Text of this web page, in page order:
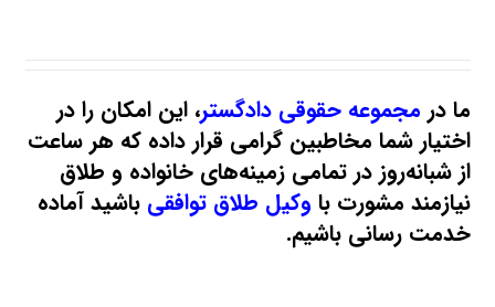
ما در مجموعه حقوقی دادگستر، این امکان را در
اختیار شما مخاطبین گرامی قرار داده که هر ساعت
از شبانه‌روز در تمامی زمینه‌های خانواده و طلاق
نیازمند مشورت با وکیل طلاق توافقی باشید آماده
خدمت رسانی باشیم.